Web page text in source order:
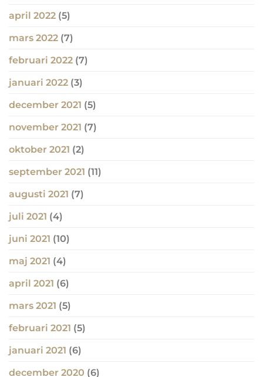
april 2022 (5)
mars 2022 (7)
februari 2022 (7)
januari 2022 (3)
december 2021 (5)
november 2021 (7)
oktober 2021 (2)
september 2021 (11)
augusti 2021 (7)
juli 2021 (4)
juni 2021 (10)
maj 2021 (4)
april 2021 (6)
mars 2021 (5)
februari 2021 (5)
januari 2021 (6)
december 2020 (6)